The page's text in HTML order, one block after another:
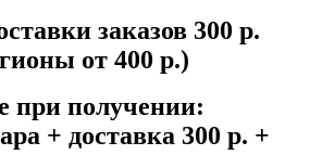
заказов 300 р.
от 400 р.)
при получении:
+ доставка 300 р. +